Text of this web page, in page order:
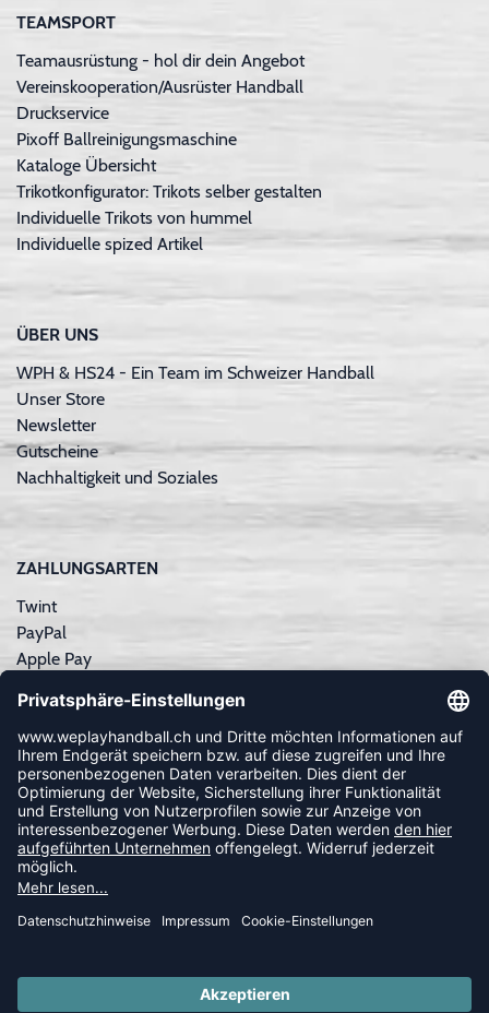
TEAMSPORT
Teamausrüstung - hol dir dein Angebot
Vereinskooperation/Ausrüster Handball
Druckservice
Pixoff Ballreinigungsmaschine
Kataloge Übersicht
Trikotkonfigurator: Trikots selber gestalten
Individuelle Trikots von hummel
Individuelle spized Artikel
ÜBER UNS
WPH & HS24 - Ein Team im Schweizer Handball
Unser Store
Newsletter
Gutscheine
Nachhaltigkeit und Soziales
ZAHLUNGSARTEN
Twint
PayPal
Apple Pay
Kreditkarte
Rechnungskauf
NEWSLETTER
FOLLOW US